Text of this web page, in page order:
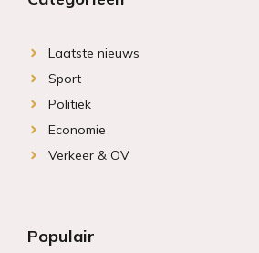
Laatste nieuws
Sport
Politiek
Economie
Verkeer & OV
Populair